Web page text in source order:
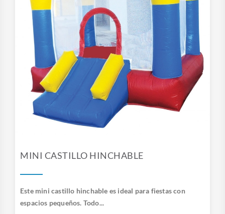
MINI CASTILLO HINCHABLE
Este mini castillo hinchable es ideal para fiestas con
espacios pequeños. Todo...